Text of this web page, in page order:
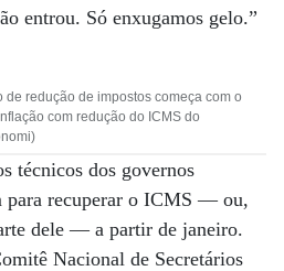
entrou. Só enxugamos gelo.”
de redução de impostos começa com o
com redução do ICMS do
técnicos dos governos
para recuperar o ICMS — ou,
dele — a partir de janeiro.
Nacional de Secretários